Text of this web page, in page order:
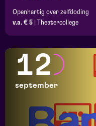
Openhartig over zelfdoding
v.a. € 5
Theatercollege
12
september